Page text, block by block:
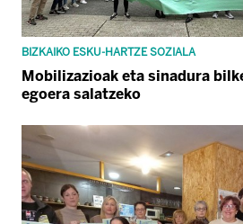
BIZKAIKO ESKU-HARTZE SOZIALA
Mobilizazioak eta sinadura
egoera salatzeko